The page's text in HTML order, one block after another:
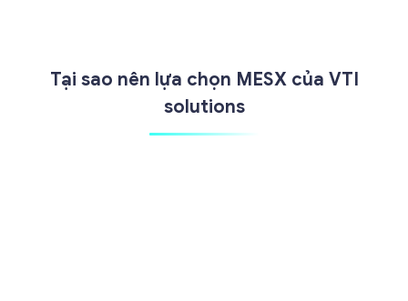
Tại sao nên lựa chọn MESX của VTI
solutions